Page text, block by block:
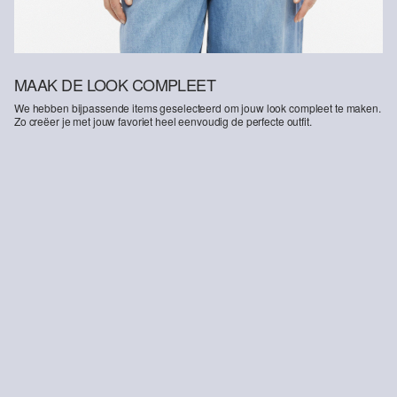
MAAK DE LOOK COMPLEET
We hebben bijpassende items geselecteerd om jouw look compleet te maken.
Zo creëer je met jouw favoriet heel eenvoudig de perfecte outfit.